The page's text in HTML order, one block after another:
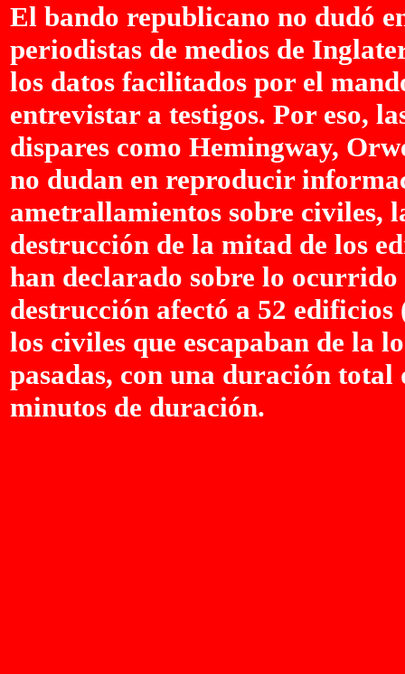
El bando republicano no dudó
periodistas de medios de
los datos facilitados por el
entrevistar a testigos. Por eso,
dispares como Hemingway,
no dudan en reproducir
ametrallamientos sobre civiles,
destrucción de la mitad de los
han declarado sobre lo
destrucción afectó a 52
los civiles que escapaban de la
pasadas, con una duración total
minutos de duración.